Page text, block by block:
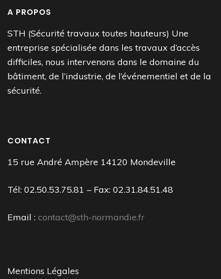
A PROPOS
STH (Sécurité travaux toutes hauteurs) Une
entreprise spécialisée dans les travaux d’accès
difficiles, nous intervenons dans le domaine du
bâtiment, de l’industrie, de l’événementiel et de la
sécurité.
CONTACT
15 rue André Ampère 14120 Mondeville
Tél: 02.50.53.75.81 – Fax: 02.31.84.51.48
Email : contact@sth-normandie.fr
Mentions Légales